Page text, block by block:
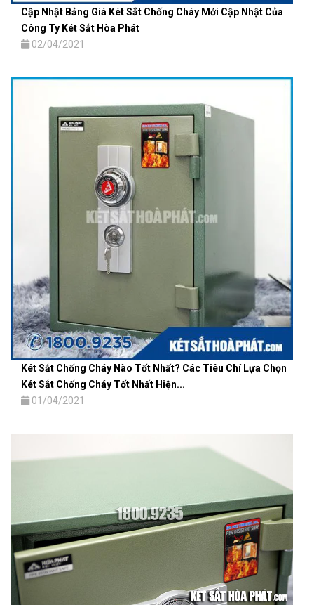
Cập Nhật Bảng Giá Két Sắt Chống Cháy Mới Cập Nhật Của
Công Ty Két Sắt Hòa Phát
02/04/2021
Két Sắt Chống Cháy Nào Tốt Nhất? Các Tiêu Chí Lựa Chọn
Két Sắt Chống Cháy Tốt Nhất Hiện...
01/04/2021